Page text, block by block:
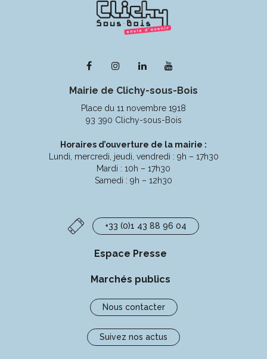
Lien
le
compte
Facebook
Lien
le
compte
Instagram
Lien
le
compte
Linkedin
la
chaîne
Youtube
Mairie de Clichy-sous-Bois
Place du 11 novembre 1918
93 390 Clichy-sous-Bois
Horaires d’ouverture de la mairie :
Lundi, mercredi, jeudi, vendredi : 9h – 17h30
Mardi : 10h – 17h30
Samedi : 9h – 12h30
+33 (0)1 43 88 96 04
Espace Presse
Marchés publics
Nous contacter
Suivez nos actus